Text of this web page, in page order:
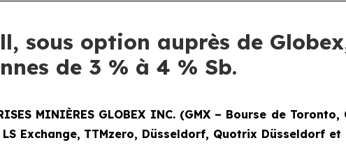
sous option auprès de
de 3 % à 4 % Sb.
MINIÈRES GLOBEX INC. (GMX – Bourse de
Exchange, TTMzero, Düsseldorf, Quotrix Düsseldorfet